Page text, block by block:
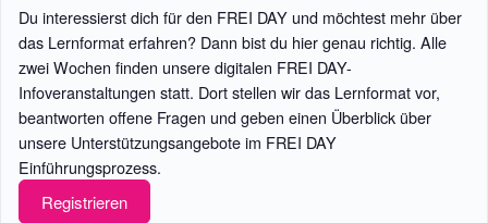
Du interessierst dich für den FREI DAY und möchtest mehr über
das Lernformat erfahren? Dann bist du hier genau richtig. Alle
zwei Wochen finden unsere digitalen FREI DAY-
Infoveranstaltungen statt. Dort stellen wir das Lernformat vor,
beantworten offene Fragen und geben einen Überblick über
unsere Unterstützungsangebote im FREI DAY
Einführungsprozess.
Registrieren